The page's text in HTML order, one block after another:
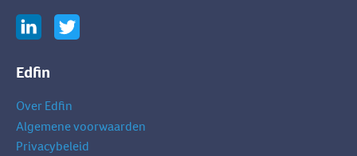
Edfin
Over Edfin
Algemene voorwaarden
Privacybeleid